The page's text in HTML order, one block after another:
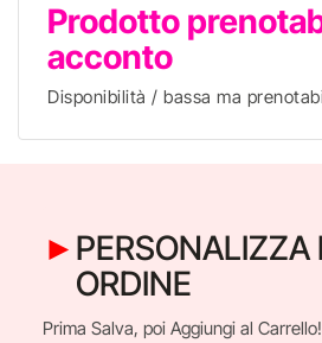
Prodotto
acconto
Disponibilità / bassa ma
PERSONALIZZA
ORDINE
Prima Salva, poi Aggiungi al Carrello!